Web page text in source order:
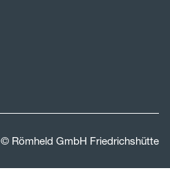
© Römheld GmbH Friedrichshütte